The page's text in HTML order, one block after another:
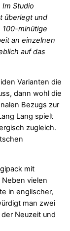
Studio
überlegt und
100-minütige
an einzelnen
auf das
Varianten die
dann wohl die
Bezugs zur
Lang spielt
zugleich.
mit
vielen
in englischer,
man zwei
Neuzeit und